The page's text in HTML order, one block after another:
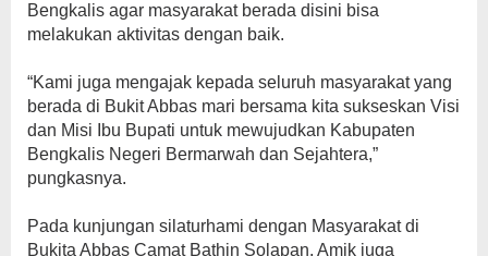
Bengkalis agar masyarakat berada disini bisa
melakukan aktivitas dengan baik.
“Kami juga mengajak kepada seluruh masyarakat yang
berada di Bukit Abbas mari bersama kita sukseskan Visi
dan Misi Ibu Bupati untuk mewujudkan Kabupaten
Bengkalis Negeri Bermarwah dan Sejahtera,”
pungkasnya.
Pada kunjungan silaturhami dengan Masyarakat di
Bukita Abbas Camat Bathin Solapan, Amik juga